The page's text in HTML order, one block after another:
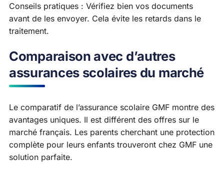
Conseils pratiques : Vérifiez bien vos documents
avant de les envoyer. Cela évite les retards dans le
traitement.
Comparaison avec d’autres
assurances scolaires du marché
Le comparatif de l’assurance scolaire GMF montre des
avantages uniques. Il est différent des offres sur le
marché français. Les parents cherchant une protection
complète pour leurs enfants trouveront chez GMF une
solution parfaite.